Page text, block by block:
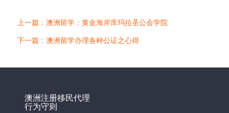
上一篇：澳洲留学：黄金海岸库玛拉圣公会学院
下一篇：澳洲留学办理各种公证之心得
澳洲注册移民代理
行为守则